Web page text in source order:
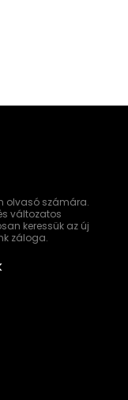
olvasó számára.
változatos
keressük az új
záloga.